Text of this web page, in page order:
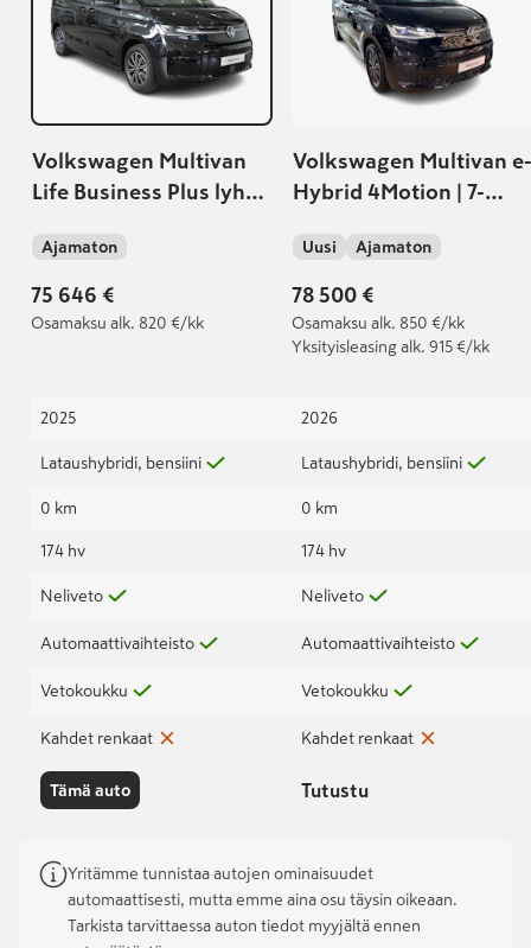
Volkswagen Multivan
Life Business Plus lyhyt
4MOTION 130 kW
Ajamaton
75 646 €
Osamaksu alk. 820 €/kk
2025
Lataushybridi, bensiini
0 km
174 hv
Neliveto
Automaattivaihteisto
Vetokoukku
Kahdet renkaat
Tämä auto
Volkswagen Multivan e-
Hybrid 4Motion | 7-
Heti toimitukseen!
Uusi Ajamaton
78 500 €
Osamaksu alk. 850 €/kk
Yksityisleasing alk. 915 €/kk
2026
Lataushybridi, bensiini
0 km
174 hv
Neliveto
Automaattivaihteisto
Vetokoukku
Kahdet renkaat
Tutustu
Yritämme tunnistaa autojen ominaisuudet
automaattisesti, mutta emme aina osu täysin oikeaan.
Tarkista tarvittaessa auton tiedot myyjältä ennen